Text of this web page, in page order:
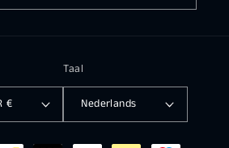
België | EUR €
Taal
Nederlands